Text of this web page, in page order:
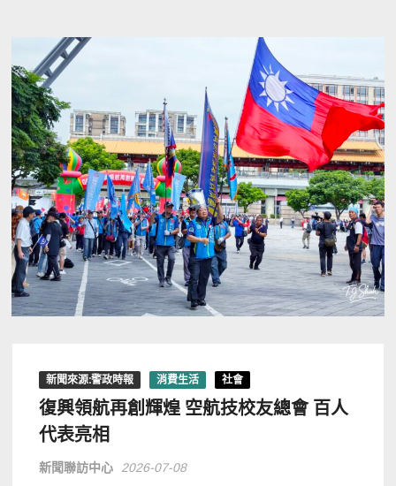
新聞來源:警政時報 消費生活 社會
復興領航再創輝煌 空航技校友總會 百人
代表亮相
新聞聯訪中心 2026-07-08